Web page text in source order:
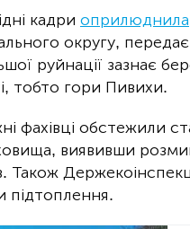
кадри оприлюднила
округу,
руйнації зазнає
тобто гори Пивихи.
фахівці обстежили
виявивши
Також
підтоплення.